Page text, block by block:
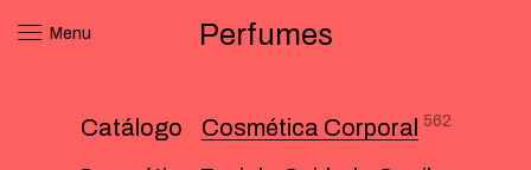
Menu Perfumes
Catálogo Cosmética Corporal 562